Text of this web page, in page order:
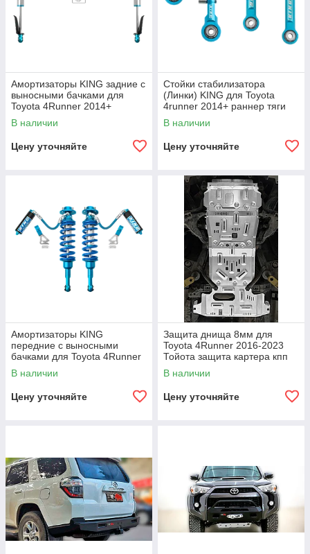
Амортизаторы KING задние с
выносными бачками для
Toyota 4Runner 2014+
койловер подвеска аморты
стабилизатор
В наличии
Цену уточняйте
Стойки стабилизатора
(Линки) KING для Toyota
4runner 2014+ раннер тяги
В наличии
Цену уточняйте
Амортизаторы KING
передние с выносными
бачками для Toyota 4Runner
2014+ койловер подвеска
аморты стабилизатор
В наличии
Цену уточняйте
Защита днища 8мм для
Toyota 4Runner 2016-2023
Тойота защита картера кпп
двигателя бака
В наличии
Цену уточняйте